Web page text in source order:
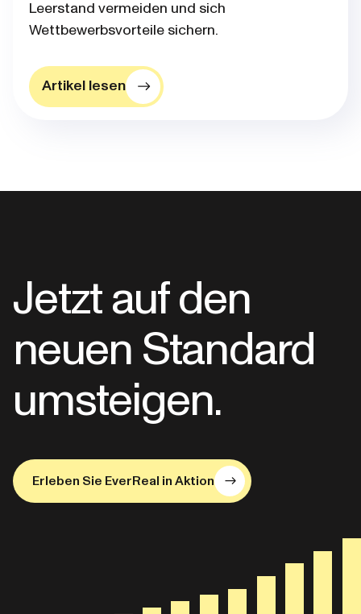
Leerstand vermeiden und sich
Wettbewerbsvorteile sichern.
Artikel lesen
Jetzt auf den
neuen Standard
umsteigen.
Erleben Sie EverReal in Aktion